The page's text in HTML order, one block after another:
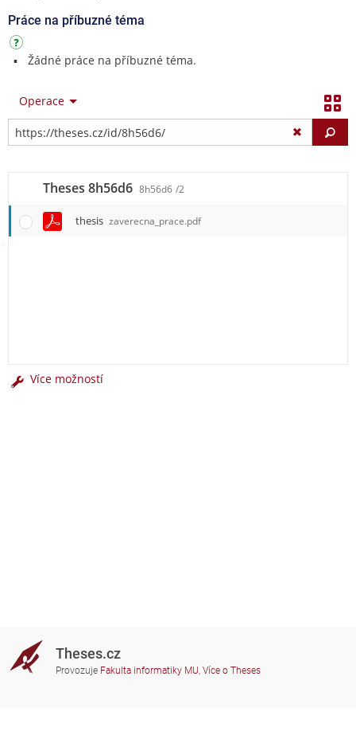
Práce na příbuzné téma
Žádné práce na příbuzné téma.
Operace
Theses 8h56d6 8h56d6 /2
thesis zaverecna_prace.pdf
Více možností
Theses.cz
Provozuje Fakulta informatiky MU, Více o Theses